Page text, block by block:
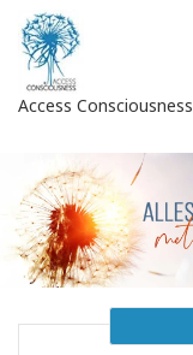
Access Consciousness
Meld
u
aan
op
uw
account